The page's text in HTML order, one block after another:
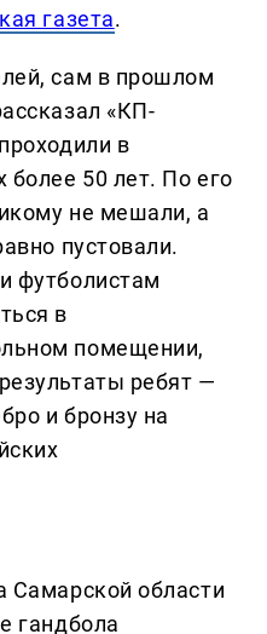
газета.
сам в прошлом
«КП-
в
более 50 лет. По его
не мешали, а
пустовали.
футболистам
в
помещении,
ребят —
и бронзу на
Самарской области
гандбола